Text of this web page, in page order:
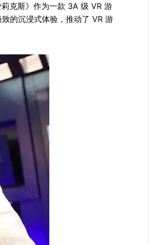
克斯》作为一款 3A 级 VR 游
的沉浸式体验，推动了 VR 游